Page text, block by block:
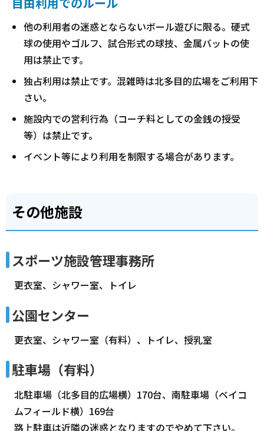
他の利用者の迷惑とならないボール遊びに限る。硬式
球の使用やゴルフ、試合形式の球技、金属バットの使
用は禁止です。
独占利用は禁止です。混雑時は北多目的広場をご利用下
さい。
施設内での営利行為（コーチ料としての金銭の授受
等）は禁止です。
イベント等により利用を制限する場合があります。
その他施設
スポーツ施設管理事務所
更衣室、シャワー室、トイレ
公園センター
更衣室、シャワー室（有料）、トイレ、授乳室
駐車場（有料）
北駐車場（北多目的広場横）170台、南駐車場（ベイコ
ムフィールド横）169台
路上駐車は近隣の迷惑となりますのでやめて下さい。